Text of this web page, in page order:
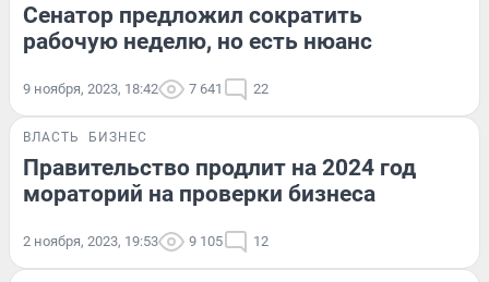
Сенатор предложил сократить
рабочую неделю, но есть нюанс
9 ноября, 2023, 18:42 7 641 22
ВЛАСТЬ БИЗНЕС
Правительство продлит на 2024 год
мораторий на проверки бизнеса
2 ноября, 2023, 19:53 9 105 12